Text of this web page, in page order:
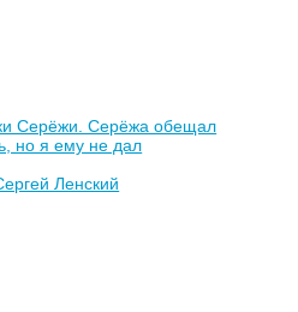
Серёжи. Серёжа обещал
но я ему не дал
Ленский